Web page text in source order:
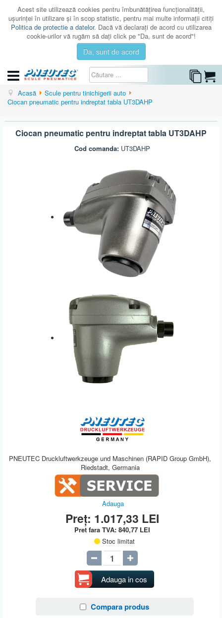
Acest site utilizează cookies pentru îmbunătăţirea funcţionalităţii,
uşurinţei în utilizare şi în scop statistic, pentru mai multe informaţii citiţi
Politica de protectie a datelor. Dacă vă declaraţi de acord cu utilizarea
cookie-urilor vă rugăm să daţi click pe "Da, sunt de acord"!
Da, sunt de acord
CATEGORII
CATALOAGE
Acasă
Scule pentru tinichigerii auto
Ciocan pneumatic pentru indreptat tabla UT3DAHP
Ciocan pneumatic pentru indreptat tabla UT3DAHP
Cod comanda: UT3DAHP
PNEUTEC Druckluftwerkzeuge und Maschinen (RAPID Group GmbH),
Riedstadt, Germania
Adauga
Preț: 1.017,33 LEI
Pret fara TVA:840,77 LEI
Stoc limitat
Adauga in cos
Compara produs